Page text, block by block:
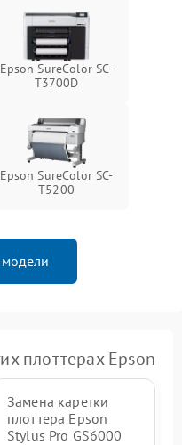
Epson SureColor SC-
T3700D
Epson SureColor SC-
T5200
модели
плоттерах Epson
Замена каретки
плоттера Epson
Stylus Pro GS6000